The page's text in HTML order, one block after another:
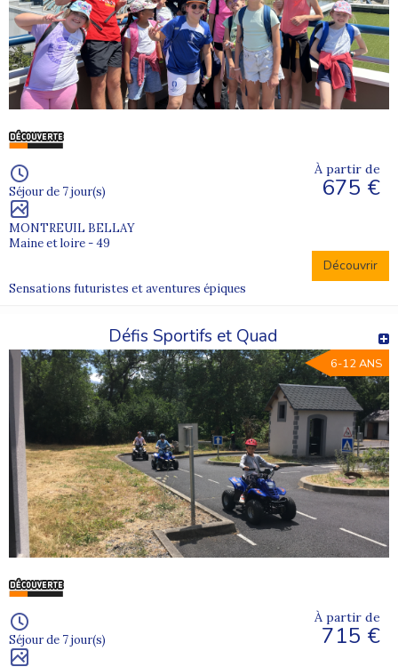
Séjour de 7 jour(s)
MONTREUIL BELLAY
Maine et loire - 49
À partir de
675 €
Découvrir
Sensations futuristes et aventures épiques
Défis Sportifs et Quad
6-12 ANS
Séjour de 7 jour(s)
À partir de
715 €